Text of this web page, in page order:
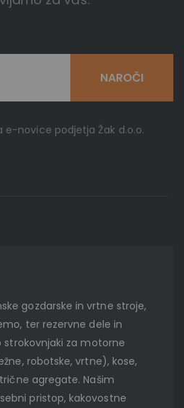
e-novice podjetja Žak d.o.o.
NAROČI
gozdarske in vrtne stroje,
ter rezervne dele in
strokovnjaki za motorne
robotske, vrtne), kose,
agregate. Našim
pristop, kakovostne